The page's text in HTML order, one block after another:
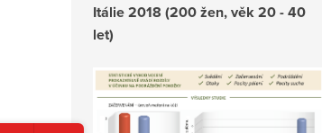
Itálie 2018 (200 žen, věk 20 - 40
let)